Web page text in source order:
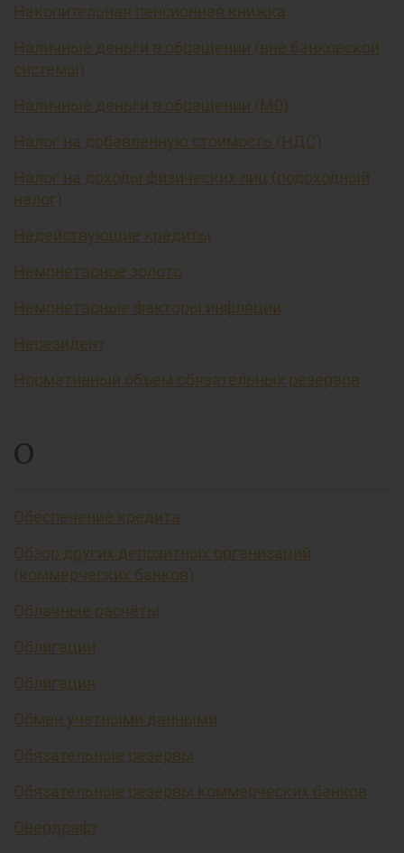
Накопительная пенсионная книжка
Наличные деньги в обращении (вне банковской
системы)
Наличные деньги в обращении (М0)
Налог на добавленную стоимость (НДС)
Налог на доходы физических лиц (подоходный
налог)
Недействующие кредиты
Немонетарное золото
Немонетарные факторы инфляции
Нерезидент
Нормативный объем обязательных резервов
О
Обеспечение кредита
Обзор других депозитных организаций
(коммерческих банков)
Облачные расчёты
Облигации
Облигация
Обмен учетными данными
Обязательные резервы
Обязательные резервы коммерческих банков
Овердрафт